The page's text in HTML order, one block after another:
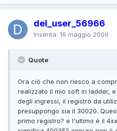
del_user_56966
Inserita: 16 maggio 2009
Quote
Ora ciò che non riesco a
realizzato il mio soft in ladder,
degli ingressi, il registro da
presuppongo sia il 30020.
primo registro? e l'ultimo è il